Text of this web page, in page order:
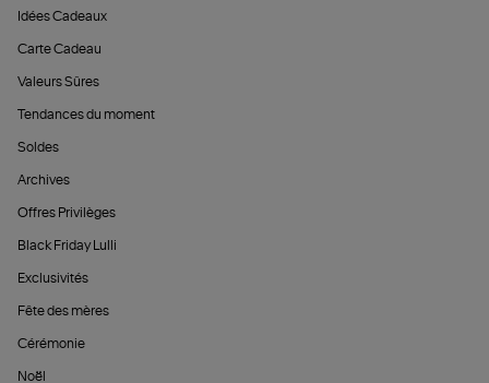
Idées Cadeaux
Carte Cadeau
Valeurs Sûres
Tendances du moment
Soldes
Archives
Offres Privilèges
Black Friday Lulli
Exclusivités
Fête des mères
Cérémonie
Noël